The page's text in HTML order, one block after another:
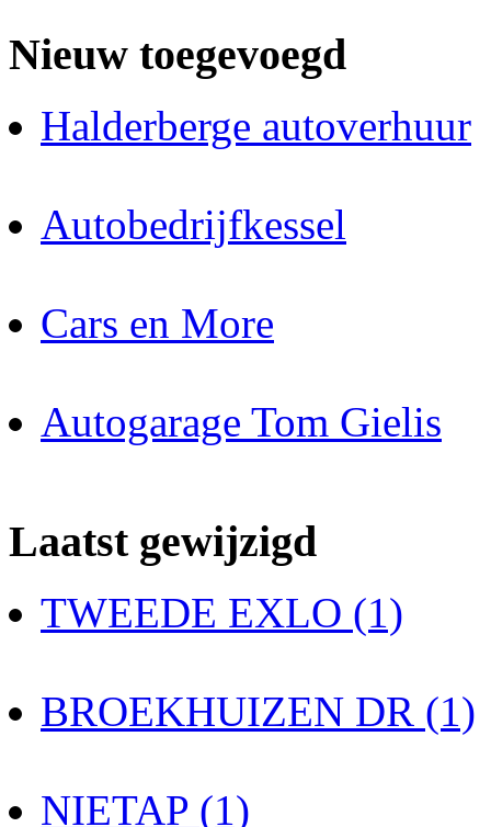
Nieuw toegevoegd
Halderberge autoverhuur
Autobedrijfkessel
Cars en More
Autogarage Tom Gielis
Laatst gewijzigd
TWEEDE EXLO (1)
BROEKHUIZEN DR (1)
NIETAP (1)